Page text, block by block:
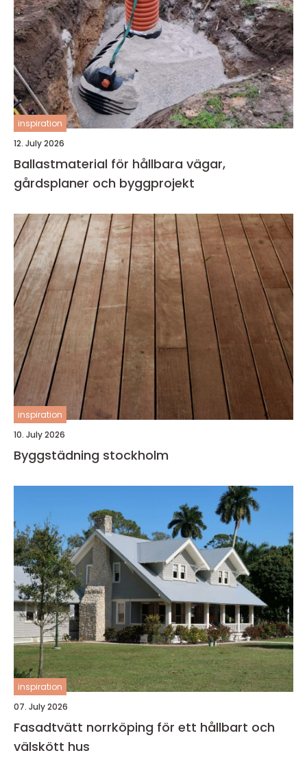
inspiration
12. July 2026
Ballastmaterial för hållbara vägar,
gårdsplaner och byggprojekt
inspiration
10. July 2026
Byggstädning stockholm
inspiration
07. July 2026
Fasadtvätt norrköping för ett hållbart och
välskött hus